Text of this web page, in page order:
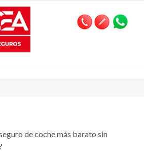
de coche más barato sin